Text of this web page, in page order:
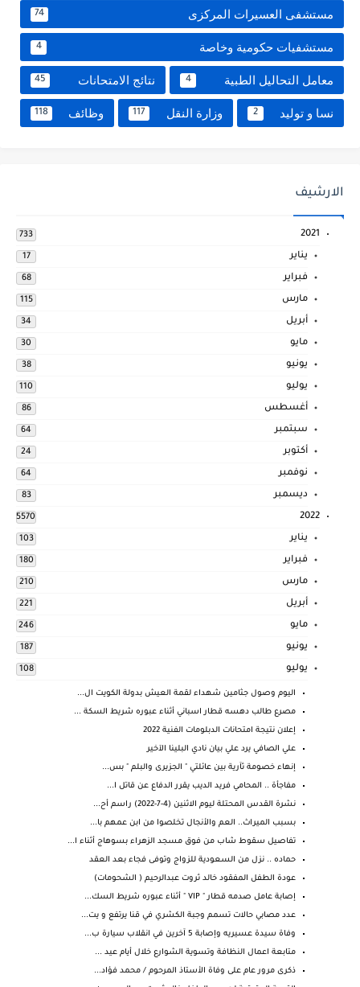
مستشفى العسيرات المركزى 74
مستشفيات حكومية وخاصة 4
معامل التحاليل الطبية 4 نتائج الامتحانات 45
نسا و توليد 2 وزارة النقل 117 وظائف 118
الارشيف
2021
733
يناير 17
فبراير 68
مارس 115
أبريل 34
مايو 30
يونيو 38
يوليو 110
أغسطس 86
سبتمبر 64
أكتوبر 24
نوفمبر 64
ديسمبر 83
2022
5570
يناير 103
فبراير 180
مارس 210
أبريل 221
مايو 246
يونيو 187
يوليو 108
اليوم وصول جثامين شهداء لقمة العيش بدولة الكويت ال...
مصرع طالب دهسه قطار اسباني أثناء عبوره شريط السكة ...
إعلان نتيجة امتحانات الدبلومات الفنية 2022
علي الصافي يرد علي بيان نادي البلينا الآخير
إنهاء خصومة ثآرية بين عائلتي " الجزيرى والبلم " بس...
مفاجأة .. المحامي فريد الديب يقرر الدفاع عن قاتل ا...
نشرة القدس المحتلة ليوم الاثنين (4-7-2022) راسم أح...
بسبب الميراث.. العم والأنجال تخلصوا من ابن عمهم با...
تفاصيل سقوط شاب من فوق مسجد الزهراء بسوهاج أثناء ا...
حماده .. نزل من السعودية للزواج وتوفى فجاء بعد العقد
عودة الطفل المفقود خالد ثروت عبدالرحيم ( الشحومات)
إصابة عامل صدمه قطار " VIP " أثناء عبوره شريط السك...
عدد مصابي حالات تسمم وجبة الكشري في قنا يرتفع و يت...
وفاة سيدة عسيريه وإصابة 5 آخرين في انقلاب سيارة ب...
متابعة اعمال النظافة وتسوية الشوارع خلال أيام عيد ...
ذكرى مرور عام على وفاة الأستاذ المرحوم / محمد فؤاد...